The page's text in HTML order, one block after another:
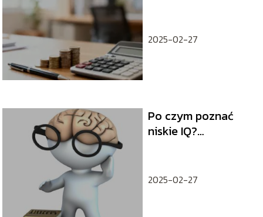
2025-02-27
Po czym poznać
niskie IQ?
przeciętnego
2025-02-27